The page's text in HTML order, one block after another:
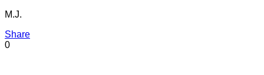
M.J.
Share
0